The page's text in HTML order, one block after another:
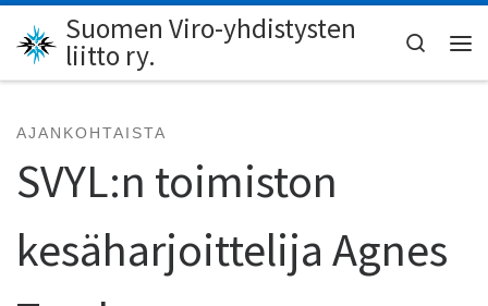
Skip to content
Suomen Viro-yhdistysten
liitto ry.
Search
AJANKOHTAISTA
SVYL:n toimiston
kesäharjoittelija Agnes